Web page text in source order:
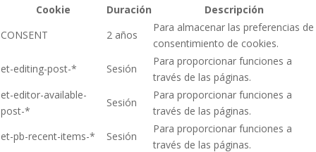
Cookie
Duración
Descripción
CONSENT
2 años
Para almacenar las preferencias de
consentimiento de cookies.
et-editing-post-*
Sesión
Para proporcionar funciones a
través de las páginas.
et-editor-available-
post-*
Sesión
Para proporcionar funciones a
través de las páginas.
et-pb-recent-items-*
Sesión
Para proporcionar funciones a
través de las páginas.